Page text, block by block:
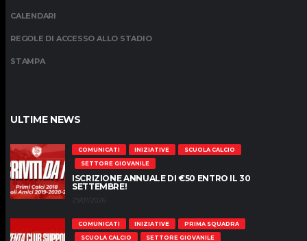
CALENDARI
REGOLE DI ACCESSO ALLO STADIO
STAMPA
ULTIME NEWS
COMUNICATI INIZIATIVE
SCUOLA CALCIO
SETTORE GIOVANILE
ISCRIZIONE ANNUALE DI €50 ENTRO IL 30
SETTEMBRE!
29/07/2026
COMUNICATI INIZIATIVE
PRIMA SQUADRA
SCUOLA CALCIO
SETTORE GIOVANILE